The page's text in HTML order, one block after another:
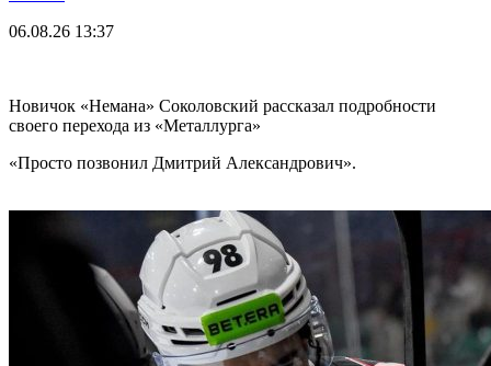
06.08.26 13:37
Новичок «Немана» Соколовский рассказал подробности
своего перехода из «Металлурга»
«Просто позвонил Дмитрий Александрович».